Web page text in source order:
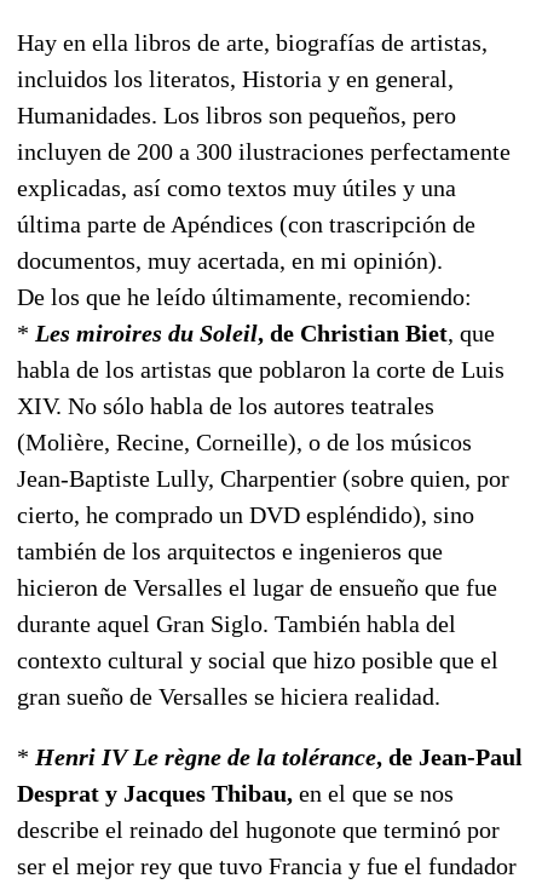
Hay en ella libros de arte, biografías de artistas,
incluidos los literatos, Historia y en general,
Humanidades. Los libros son pequeños, pero
incluyen de 200 a 300 ilustraciones perfectamente
explicadas, así como textos muy útiles y una
última parte de Apéndices (con trascripción de
documentos, muy acertada, en mi opinión).
De los que he leído últimamente, recomiendo:
* Les miroires du Soleil, de Christian Biet, que
habla de los artistas que poblaron la corte de Luis
XIV. No sólo habla de los autores teatrales
(Molière, Recine, Corneille), o de los músicos
Jean-Baptiste Lully, Charpentier (sobre quien, por
cierto, he comprado un DVD espléndido), sino
también de los arquitectos e ingenieros que
hicieron de Versalles el lugar de ensueño que fue
durante aquel Gran Siglo. También habla del
contexto cultural y social que hizo posible que el
gran sueño de Versalles se hiciera realidad.
* Henri IV Le règne de la tolérance, de Jean-Paul
Desprat y Jacques Thibau, en el que se nos
describe el reinado del hugonote que terminó por
ser el mejor rey que tuvo Francia y fue el fundador